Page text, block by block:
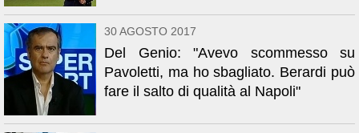
30 AGOSTO 2017
Del Genio: "Avevo scommesso su
Pavoletti, ma ho sbagliato. Berardi può
fare il salto di qualità al Napoli"